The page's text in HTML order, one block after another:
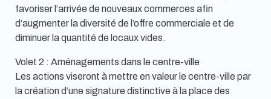
favoriser l’arrivée de nouveaux commerces afin
d’augmenter la diversité de l’offre commerciale et de
diminuer la quantité de locaux vides.
Volet 2 : Aménagements dans le centre-ville
Les actions viseront à mettre en valeur le centre-ville par
la création d’une signature distinctive à la place des